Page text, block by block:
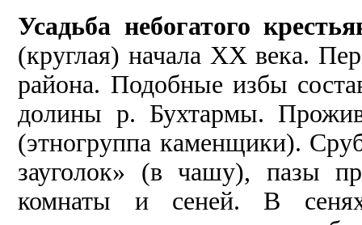
Усадьба небогатого
(круглая) начала ХХ века.
района. Подобные избы
долины р. Бухтармы.
(этногруппа каменщики).
зауголок» (в чашу), пазы
комнаты и сеней. В сенях